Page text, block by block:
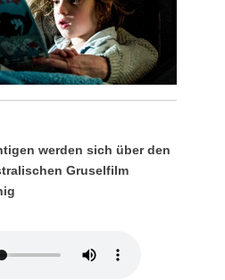
werden sich über den
Gruselfilm